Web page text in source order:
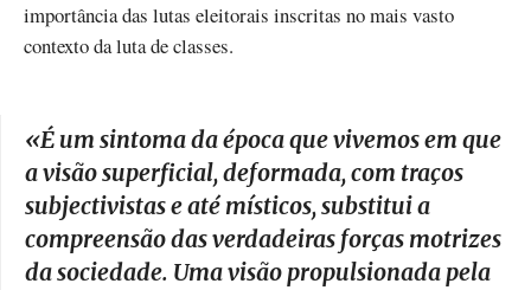
importância das lutas eleitorais inscritas no mais vasto
contexto da luta de classes.
«É um sintoma da época que vivemos em que
a visão superficial, deformada, com traços
subjectivistas e até místicos, substitui a
compreensão das verdadeiras forças motrizes
da sociedade. Uma visão propulsionada pela